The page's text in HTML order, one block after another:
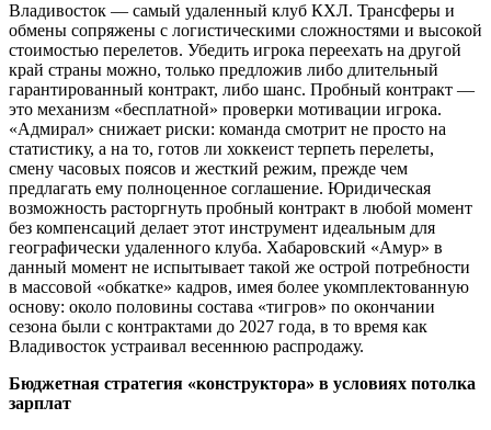
Владивосток — самый удаленный клуб КХЛ. Трансферы и
обмены сопряжены с логистическими сложностями и высокой
стоимостью перелетов. Убедить игрока переехать на другой
край страны можно, только предложив либо длительный
гарантированный контракт, либо шанс. Пробный контракт —
это механизм «бесплатной» проверки мотивации игрока.
«Адмирал» снижает риски: команда смотрит не просто на
статистику, а на то, готов ли хоккеист терпеть перелеты,
смену часовых поясов и жесткий режим, прежде чем
предлагать ему полноценное соглашение. Юридическая
возможность расторгнуть пробный контракт в любой момент
без компенсаций делает этот инструмент идеальным для
географически удаленного клуба. Хабаровский «Амур» в
данный момент не испытывает такой же острой потребности
в массовой «обкатке» кадров, имея более укомплектованную
основу: около половины состава «тигров» по окончании
сезона были с контрактами до 2027 года, в то время как
Владивосток устраивал весеннюю распродажу.
Бюджетная стратегия «конструктора» в условиях потолка
зарплат